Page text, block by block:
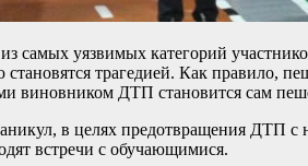
самых уязвимых категорий
становятся трагедией. Как правило,
виновником ДТП становится сам
в целях предотвращения ДТП с
встречи с обучающимися.